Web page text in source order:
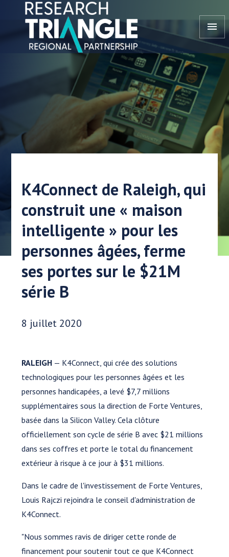
Aller au contenu
menu
K4Connect de Raleigh, qui
construit une « maison
intelligente » pour les
personnes âgées, ferme
ses portes sur le $21M
série B
Date publiée:
8 juillet 2020
RALEIGH — K4Connect, qui crée des solutions
technologiques pour les personnes âgées et les
personnes handicapées, a levé $7,7 millions
supplémentaires sous la direction de Forte Ventures,
basée dans la Silicon Valley. Cela clôture
officiellement son cycle de série B avec $21 millions
dans ses coffres et porte le total du financement
extérieur à risque à ce jour à $31 millions.
Dans le cadre de l'investissement de Forte Ventures,
Louis Rajczi rejoindra le conseil d'administration de
K4Connect.
"Nous sommes ravis de diriger cette ronde de
financement pour soutenir tout ce que K4Connect